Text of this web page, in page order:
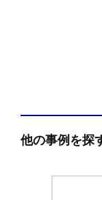
他の事例を探